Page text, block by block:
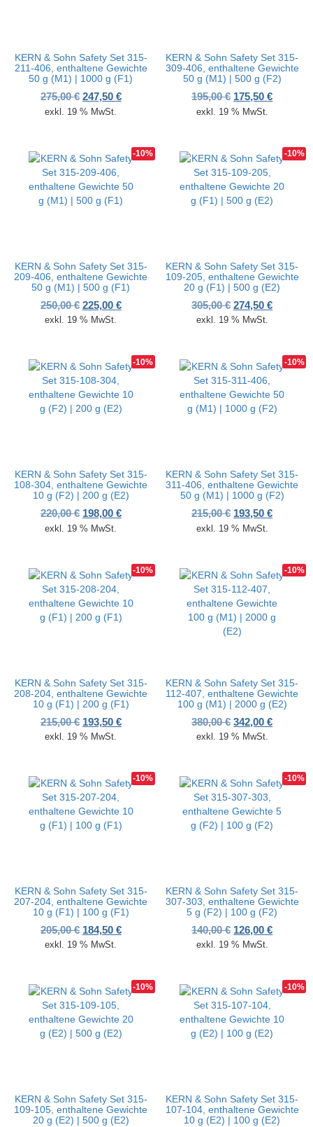
KERN & Sohn Safety Set 315-
211-406, enthaltene Gewichte
50 g (M1) | 1000 g (F1)
275,00€ Ursprünglicher Preis war: 275,00 €
247,50 €Aktueller Preis ist: 247,50 €.
exkl. 19 % MwSt.
KERN & Sohn Safety Set 315-
309-406, enthaltene Gewichte
50 g (M1) | 500 g (F2)
195,00€ Ursprünglicher
175,50€
exkl. 19 % MwSt.
-10%
KERN & Sohn Safety Set 315-
209-406, enthaltene Gewichte
50 g (M1) | 500 g (F1)
250,00€ Ursprünglicher Preis war: 250,00 €
225,00 €Aktueller Preis ist: 225,00 €.
exkl. 19 % MwSt.
-10%
KERN & Sohn Safety Set 315-
109-205, enthaltene Gewichte
20 g (F1) | 500 g (E2)
305,00€ Ursprünglicher
274,50€
exkl. 19 % MwSt.
-10%
KERN & Sohn Safety Set 315-
108-304, enthaltene Gewichte
10 g (F2) | 200 g (E2)
220,00€ Ursprünglicher Preis war: 220,00 €
198,00 €Aktueller Preis ist: 198,00 €.
exkl. 19 % MwSt.
-10%
KERN & Sohn Safety Set 315-
311-406, enthaltene Gewichte
50 g (M1) | 1000 g (F2)
215,00€ Ursprünglicher
193,50€
exkl. 19 % MwSt.
-10%
KERN & Sohn Safety Set 315-
208-204, enthaltene Gewichte
10 g (F1) | 200 g (F1)
215,00€ Ursprünglicher Preis war: 215,00 €
193,50 €Aktueller Preis ist: 193,50 €.
exkl. 19 % MwSt.
-10%
KERN & Sohn Safety Set 315-
112-407, enthaltene Gewichte
100 g (M1) | 2000 g (E2)
380,00€ Ursprünglicher
342,00€
exkl. 19 % MwSt.
-10%
KERN & Sohn Safety Set 315-
207-204, enthaltene Gewichte
10 g (F1) | 100 g (F1)
205,00€ Ursprünglicher Preis war: 205,00 €
184,50 €Aktueller Preis ist: 184,50 €.
exkl. 19 % MwSt.
-10%
KERN & Sohn Safety Set 315-
307-303, enthaltene Gewichte
5 g (F2) | 100 g (F2)
140,00€ Ursprünglicher
126,00€
exkl. 19 % MwSt.
-10%
KERN & Sohn Safety Set 315-
109-105, enthaltene Gewichte
20 g (E2) | 500 g (E2)
-10%
KERN & Sohn Safety Set 315-
107-104, enthaltene Gewichte
10 g (E2) | 100 g (E2)